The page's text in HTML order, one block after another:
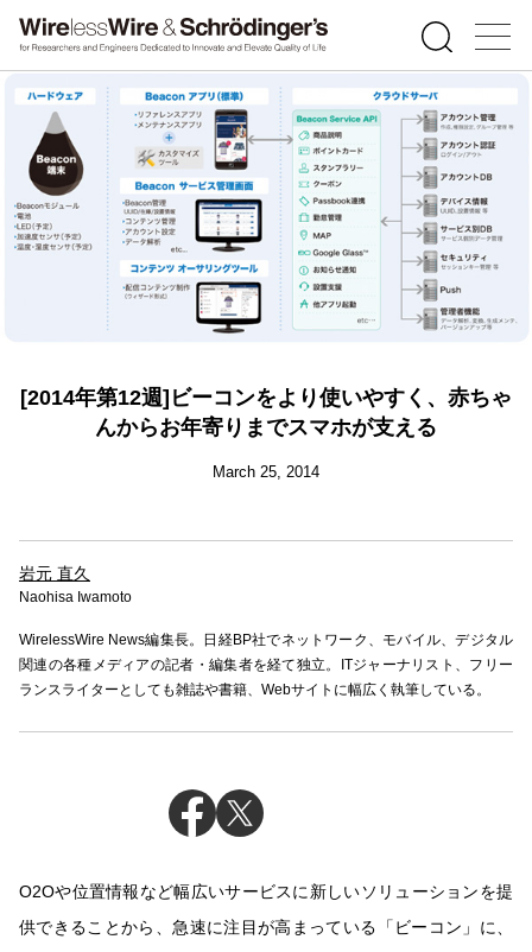
[2014年第12週]ビーコンをより使いやすく、赤ちゃ
んからお年寄りまでスマホが支える
March 25, 2014
岩元 直久
Naohisa Iwamoto
WirelessWire News編集長。日経BP社でネットワーク、モバイル、デジタル
関連の各種メディアの記者・編集者を経て独立。ITジャーナリスト、フリー
ランスライターとしても雑誌や書籍、Webサイトに幅広く執筆している。
O2Oや位置情報など幅広いサービスに新しいソリューションを提
供できることから、急速に注目が高まっている「ビーコン」に、